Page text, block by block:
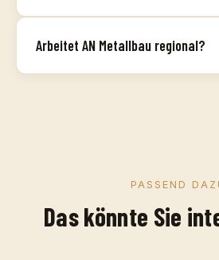
Arbeitet AN Metallbau regional?
PASSEND
Das könnte Sie